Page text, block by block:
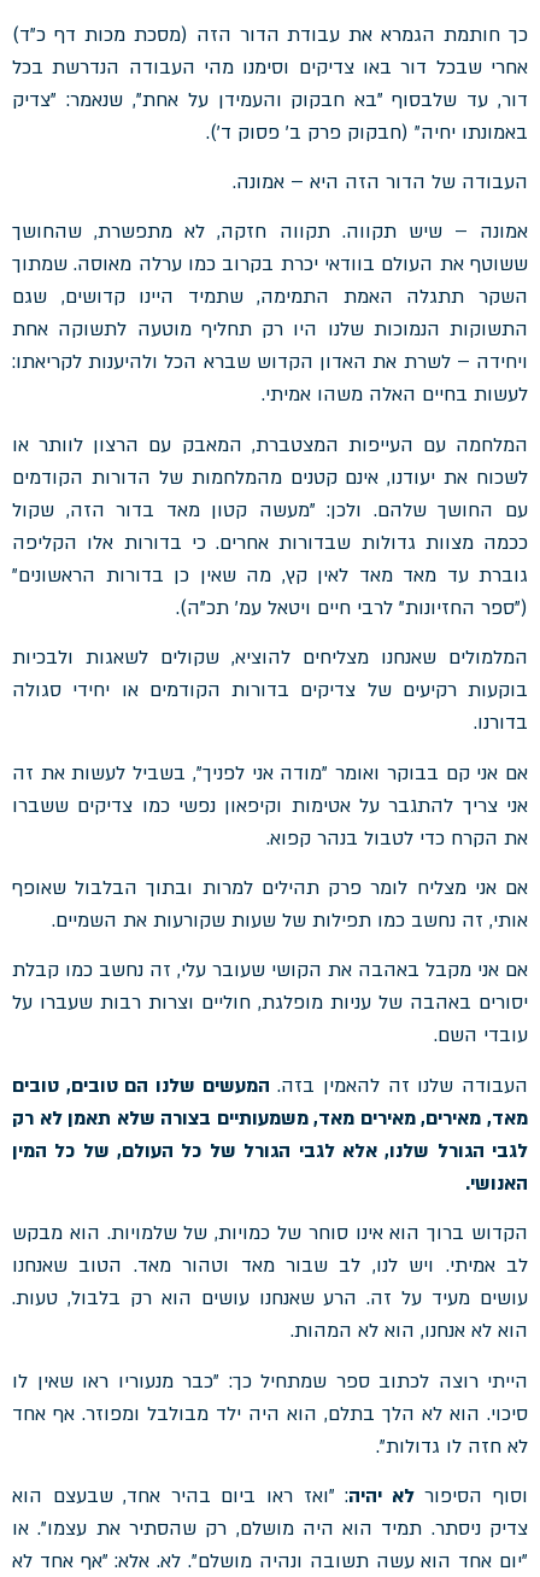
כך חותמת הגמרא את עבודת הדור הזה (מסכת מכות דף כ"ד)
אחרי שבכל דור באו צדיקים וסימנו מהי העבודה הנדרשת בכל
דור, עד שלבסוף "בא חבקוק והעמידן על אחת", שנאמר: "צדיק
באמונתו יחיה" (חבקוק פרק ב' פסוק ד').
העבודה של הדור הזה היא – אמונה.
אמונה – שיש תקווה. תקווה חזקה, לא מתפשרת, שהחושך
ששוטף את העולם בוודאי יכרת בקרוב כמו ערלה מאוסה. שמתוך
השקר תתגלה האמת התמימה, שתמיד היינו קדושים, שגם
התשוקות הנמוכות שלנו היו רק תחליף מוטעה לתשוקה אחת
ויחידה – לשרת את האדון הקדוש שברא הכל ולהיענות לקריאתו:
לעשות בחיים האלה משהו אמיתי.
המלחמה עם העייפות המצטברת, המאבק עם הרצון לוותר או
לשכוח את יעודנו, אינם קטנים מהמלחמות של הדורות הקודמים
עם החושך שלהם. ולכן: "מעשה קטון מאד בדור הזה, שקול
ככמה מצוות גדולות שבדורות אחרים. כי בדורות אלו הקליפה
גוברת עד מאד מאד לאין קץ, מה שאין כן בדורות הראשונים"
("ספר החזיונות" לרבי חיים ויטאל עמ' תכ"ה).
המלמולים שאנחנו מצליחים להוציא, שקולים לשאגות ולבכיות
בוקעות רקיעים של צדיקים בדורות הקודמים או יחידי סגולה
בדורנו.
אם אני קם בבוקר ואומר "מודה אני לפניך", בשביל לעשות את זה
אני צריך להתגבר על אטימות וקיפאון נפשי כמו צדיקים ששברו
את הקרח כדי לטבול בנהר קפוא.
אם אני מצליח לומר פרק תהילים למרות ובתוך הבלבול שאופף
אותי, זה נחשב כמו תפילות של שעות שקורעות את השמיים.
אם אני מקבל באהבה את הקושי שעובר עלי, זה נחשב כמו קבלת
יסורים באהבה של עניות מופלגת, חוליים וצרות רבות שעברו על
עובדי השם.
העבודה שלנו זה להאמין בזה. המעשים שלנו הם טובים, טובים
מאד, מאירים, מאירים מאד, משמעותיים בצורה שלא תאמן לא רק
לגבי הגורל שלנו, אלא לגבי הגורל של כל העולם, של כל המין
האנושי.
הקדוש ברוך הוא אינו סוחר של כמויות, של שלמויות. הוא מבקש
לב אמיתי. ויש לנו, לב שבור מאד וטהור מאד. הטוב שאנחנו
עושים מעיד על זה. הרע שאנחנו עושים הוא רק בלבול, טעות.
הוא לא אנחנו, הוא לא המהות.
הייתי רוצה לכתוב ספר שמתחיל כך: "כבר מנעוריו ראו שאין לו
סיכוי. הוא לא הלך בתלם, הוא היה ילד מבולבל ומפוזר. אף אחד
לא חזה לו גדולות".
וסוף הסיפורלא יהיה: "ואז ראו ביום בהיר אחד, שבעצם הוא
צדיק ניסתר. תמיד הוא היה מושלם, רק שהסתיר את עצמו". או
"יום אחד הוא עשה תשובה ונהיה מושלם". לא. אלא: "אף אחד לא